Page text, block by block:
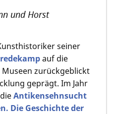
und Horst
seiner
auf die
zurückgeblickt
geprägt. Im Jahr
Antikensehnsucht
Die Geschichte der